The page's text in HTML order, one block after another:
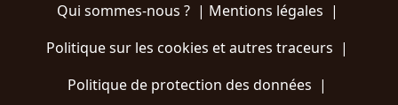
Qui sommes-nous ?| Mentions légales |
Politique sur les cookies et autres traceurs |
Politique de protection des données |